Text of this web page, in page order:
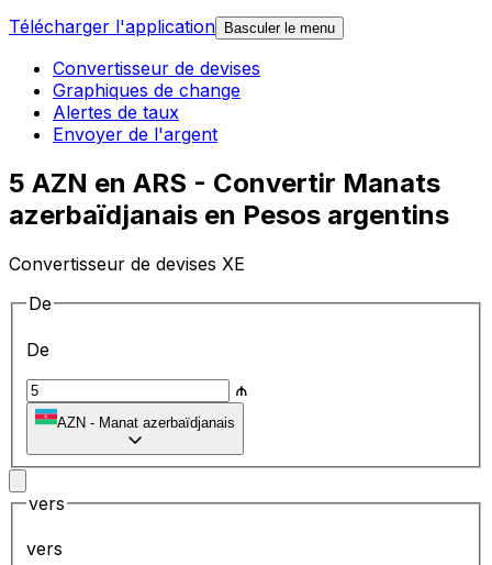
Télécharger l'application
Basculer le menu
Convertisseur de devises
Graphiques de change
Alertes de taux
Envoyer de l'argent
5 AZN en ARS - Convertir Manats
azerbaïdjanais en Pesos argentins
Convertisseur de devises XE
De
De
₼
AZN - Manat azerbaïdjanais
vers
vers